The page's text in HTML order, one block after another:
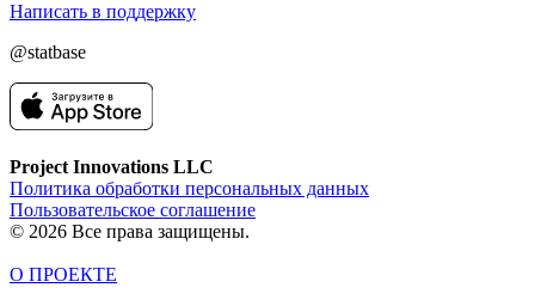
Написать в поддержку
@statbase
Project Innovations LLC
Политика обработки персональных данных
Пользовательское соглашение
© 2026 Все права защищены.
О ПРОЕКТЕ